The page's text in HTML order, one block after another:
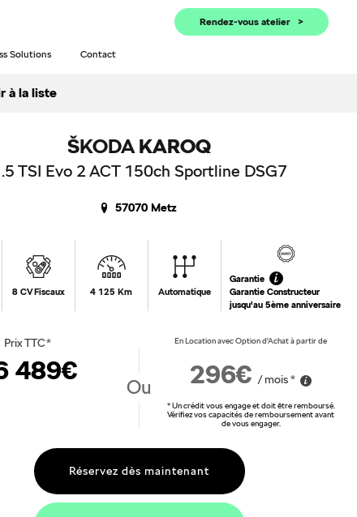
Rendez-vous atelier
Solutions Contact
à la liste
ŠKODAKAROQ
TSI Evo 2 ACT 150ch Sportline DSG7
57070 Metz
8 CV Fiscaux 4 125 Km Automatique
Garantie
Garantie Constructeur
jusqu'au 5ème anniversaire
Prix TTC*
489€
Ou
En Location avec Option d'Achat à partir de
296€ / mois *
* Un crédit vous engage et doit être remboursé.
Vérifiez vos capacités de remboursement avant
de vous engager.
Réservez dès maintenant